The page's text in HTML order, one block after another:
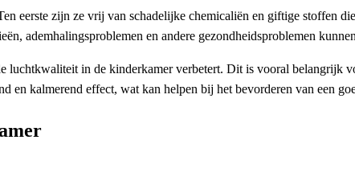
eerste zijn ze vrij van schadelijke chemicaliën en giftige stoffen
ademhalingsproblemen en andere gezondheidsproblemen
luchtkwaliteit in de kinderkamer verbetert. Dit is vooral belangrijk
en kalmerend effect, wat kan helpen bij het bevorderen van een